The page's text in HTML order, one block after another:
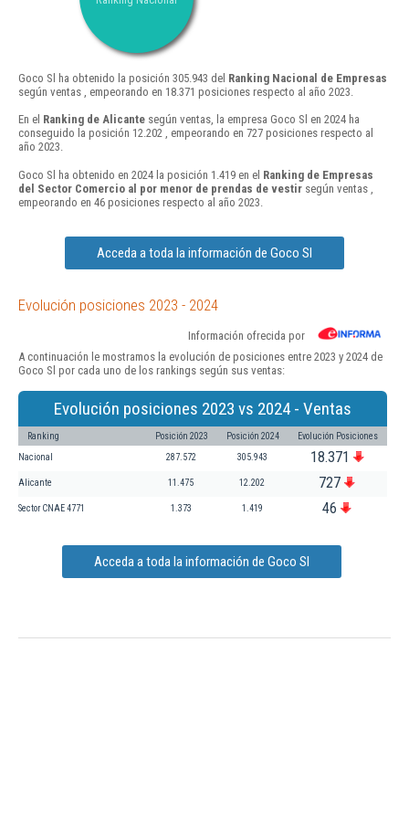
Goco Sl ha obtenido la posición 305.943 del Ranking Nacional de Empresas
según ventas , empeorando en 18.371 posiciones respecto al año 2023.
En el Ranking de Alicante según ventas, la empresa Goco Sl en 2024 ha
conseguido la posición 12.202 , empeorando en 727 posiciones respecto al
año 2023.
Goco Sl ha obtenido en 2024 la posición 1.419 en el Ranking de Empresas
del Sector Comercio al por menor de prendas de vestir según ventas ,
empeorando en 46 posiciones respecto al año 2023.
Acceda a toda la información de Goco Sl
Evolución posiciones 2023 - 2024
Información ofrecida por
A continuación le mostramos la evolución de posiciones entre 2023 y 2024 de
Goco Sl por cada uno de los rankings según sus ventas:
Evolución posiciones 2023 vs 2024 - Ventas
Ranking Posición 2023 Posición 2024 Evolución Posiciones
Nacional 287.572 305.943 18.371
Alicante 11.475 12.202 727
Sector CNAE 4771 1.373 1.419 46
Acceda a toda la información de Goco Sl